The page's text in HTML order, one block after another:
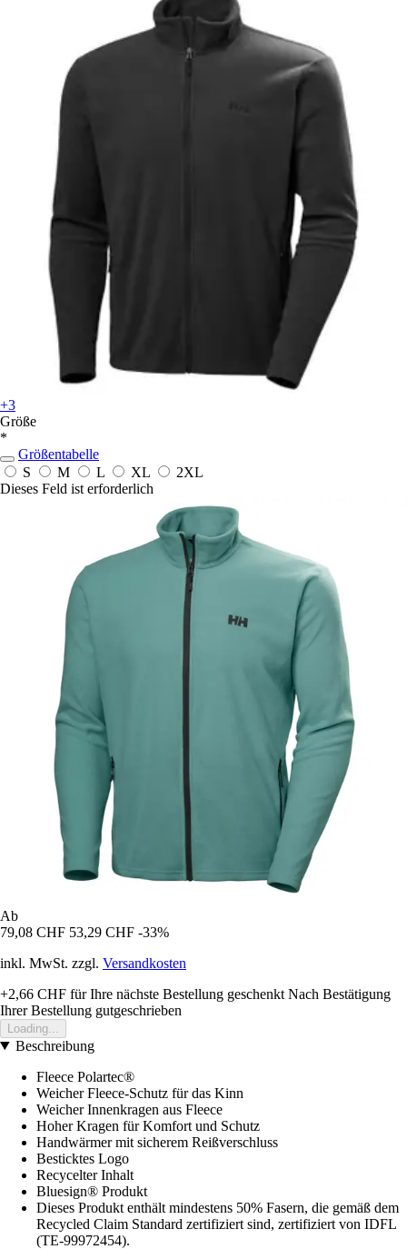
+3
Größe
*
Größentabelle
S
M L XL
2XL
Dieses Feld ist erforderlich
Ab
79,08 CHF 53,29 CHF -33%
inkl. MwSt. zzgl. Versandkosten
+2,66 CHF für Ihre nächste Bestellung geschenkt Nach Bestätigung
Ihrer Bestellung gutgeschrieben
Loading...
Beschreibung
Fleece Polartec®
Weicher Fleece-Schutz für das Kinn
Weicher Innenkragen aus Fleece
Hoher Kragen für Komfort und Schutz
Handwärmer mit sicherem Reißverschluss
Besticktes Logo
Recycelter Inhalt
Bluesign® Produkt
Dieses Produkt enthält mindestens 50% Fasern, die gemäß dem
Recycled Claim Standard zertifiziert sind, zertifiziert von IDFL
(TE-99972454).